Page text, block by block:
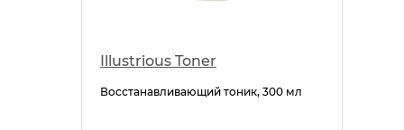
Illustrious Toner
Восстанавливающий тоник, 300 мл